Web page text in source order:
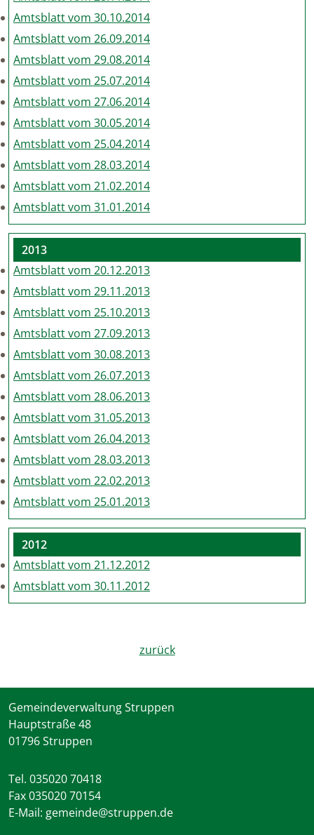
Amtsblatt vom 30.10.2014
Amtsblatt vom 26.09.2014
Amtsblatt vom 29.08.2014
Amtsblatt vom 25.07.2014
Amtsblatt vom 27.06.2014
Amtsblatt vom 30.05.2014
Amtsblatt vom 25.04.2014
Amtsblatt vom 28.03.2014
Amtsblatt vom 21.02.2014
Amtsblatt vom 31.01.2014
2013
Amtsblatt vom 20.12.2013
Amtsblatt vom 29.11.2013
Amtsblatt vom 25.10.2013
Amtsblatt vom 27.09.2013
Amtsblatt vom 30.08.2013
Amtsblatt vom 26.07.2013
Amtsblatt vom 28.06.2013
Amtsblatt vom 31.05.2013
Amtsblatt vom 26.04.2013
Amtsblatt vom 28.03.2013
Amtsblatt vom 22.02.2013
Amtsblatt vom 25.01.2013
2012
Amtsblatt vom 21.12.2012
Amtsblatt vom 30.11.2012
zurück
Gemeindeverwaltung Struppen
Hauptstraße 48
01796 Struppen
Tel. 035020 70418
Fax 035020 70154
E-Mail: gemeinde@struppen.de